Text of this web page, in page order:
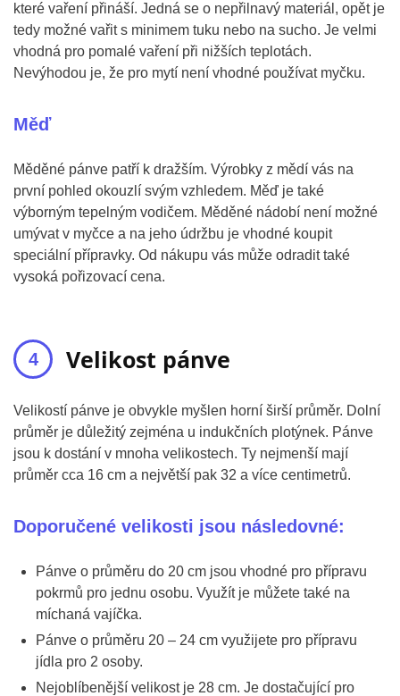
které vaření přináší. Jedná se o nepřilnavý materiál, opět je
tedy možné vařit s minimem tuku nebo na sucho. Je velmi
vhodná pro pomalé vaření při nižších teplotách.
Nevýhodou je, že pro mytí není vhodné používat myčku.
Měď
Měděné pánve patří k dražším. Výrobky z mědí vás na
první pohled okouzlí svým vzhledem. Měď je také
výborným tepelným vodičem. Měděné nádobí není možné
umývat v myčce a na jeho údržbu je vhodné koupit
speciální přípravky. Od nákupu vás může odradit také
vysoká pořizovací cena.
Velikost pánve
Velikostí pánve je obvykle myšlen horní širší průměr. Dolní
průměr je důležitý zejména u indukčních plotýnek. Pánve
jsou k dostání v mnoha velikostech. Ty nejmenší mají
průměr cca 16 cm a největší pak 32 a více centimetrů.
Doporučené velikosti jsou následovné:
Pánve o průměru do 20 cm jsou vhodné pro přípravu
pokrmů pro jednu osobu. Využít je můžete také na
míchaná vajíčka.
Pánve o průměru 20 – 24 cm využijete pro přípravu
jídla pro 2 osoby.
Nejoblíbenější velikost je 28 cm. Je dostačující pro